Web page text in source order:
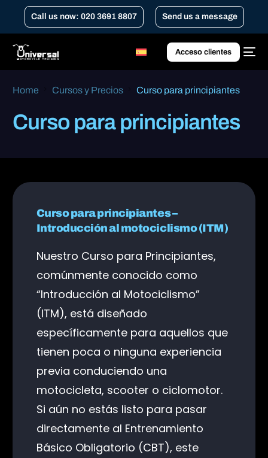
Call us now: 020 3691 8807 Send us a message
Acceso clientes
Home Cursos y Precios Curso para principiantes
Curso para principiantes
Curso para principiantes –
Introducción al motociclismo (ITM)
Nuestro Curso para Principiantes,
comúnmente conocido como
“Introducción al Motociclismo”
(ITM), está diseñado
específicamente para aquellos que
tienen poca o ninguna experiencia
previa conduciendo una
motocicleta, scooter o ciclomotor.
Si aún no estás listo para pasar
directamente al Entrenamiento
Básico Obligatorio (CBT), este